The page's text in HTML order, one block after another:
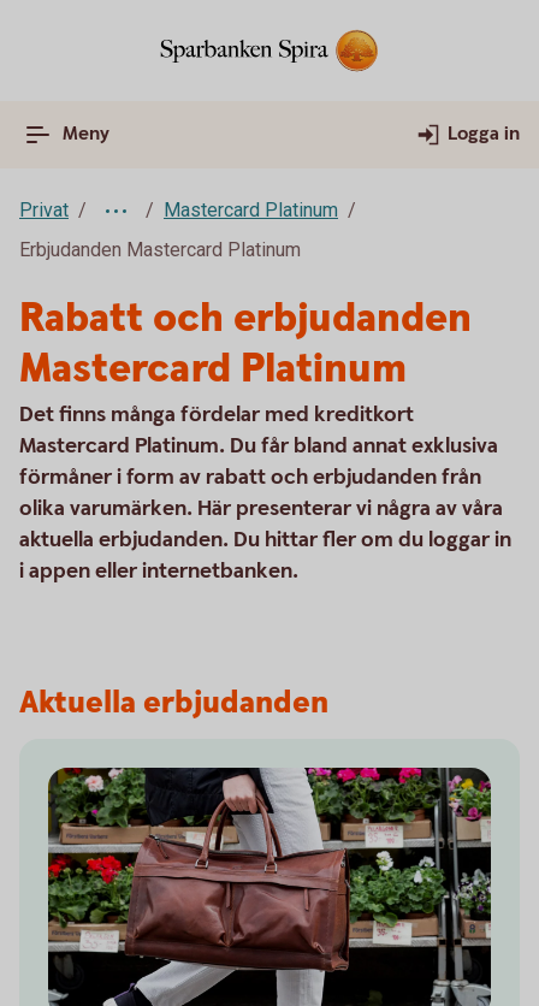
Meny Logga in
Privat
Mastercard Platinum
Erbjudanden Mastercard Platinum
Rabatt och erbjudanden
Mastercard Platinum
Det finns många fördelar med kreditkort
Mastercard Platinum. Du får bland annat exklusiva
förmåner i form av rabatt och erbjudanden från
olika varumärken. Här presenterar vi några av våra
aktuella erbjudanden. Du hittar fler om du loggar in
i appen eller internetbanken.
Aktuella erbjudanden